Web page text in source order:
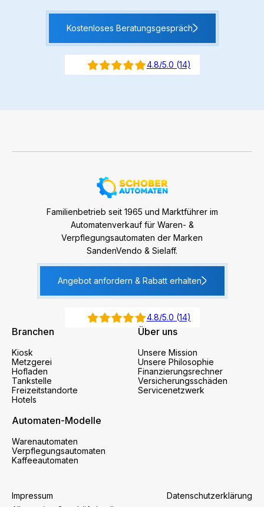
Kostenloses Beratungsgespräch
4.8/5.0 (14)
Familienbetrieb seit 1965 und Marktführer im
Automatenverkauf für Waren- &
Verpflegungsautomaten der Marken
SandenVendo & Sielaff.
Angebot anfordern & Rabatt erhalten
4.8/5.0 (14)
Branchen
Kiosk
Metzgerei
Hofladen
Tankstelle
Freizeitstandorte
Hotels
Über uns
Unsere Mission
Unsere Philosophie
Finanzierungsrechner
Versicherungsschäden
Servicenetzwerk
Automaten-Modelle
Warenautomaten
Verpflegungsautomaten
Kaffeeautomaten
Impressum
Datenschutzerklärung